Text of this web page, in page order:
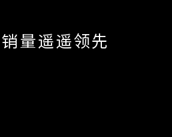
量遥遥领先